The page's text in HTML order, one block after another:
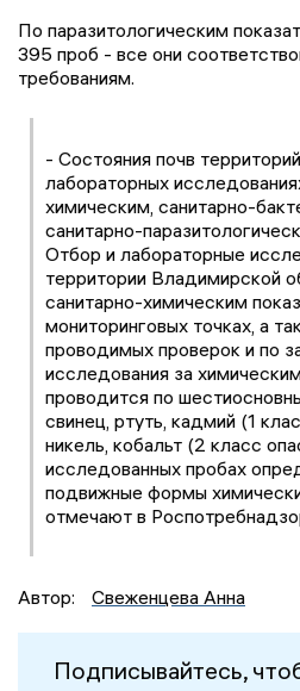
По паразитологическим
395 проб - все они
требованиям.
- Состояния почв
лабораторных
химическим, санитарно-
санитарно-
Отбор и лабораторные
территории Владимирской
санитарно-химическим
мониторинговых точках, а
проводимых проверок и по
исследования за
проводится по
свинец, ртуть, кадмий (1
никель, кобальт (2 класс
исследованных пробах
подвижные формы
отмечают в
Автор: Свеженцева Анна
Подписывайтесь,